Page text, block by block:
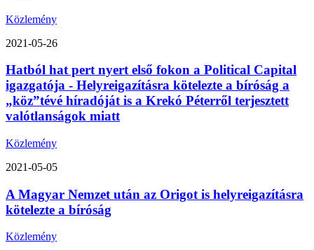
Közlemény
2021-05-26
Hatból hat pert nyert első fokon a Political Capital
igazgatója - Helyreigazításra kötelezte a bíróság a
„köz”tévé híradóját is a Krekó Péterről terjesztett
valótlanságok miatt
Közlemény
2021-05-05
A Magyar Nemzet után az Origot is helyreigazításra
kötelezte a bíróság
Közlemény